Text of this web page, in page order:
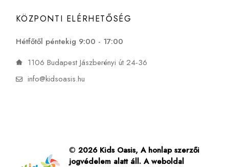
KÖZPONTI ELÉRHETŐSÉG
Hétfőtől péntekig 9:00 - 17:00
1106 Budapest Jászberényi út 24-36
info@kidsoasis.hu
©2026 Kids Oasis, A honlap szerzői
jogvédelem alatt áll. A weboldal